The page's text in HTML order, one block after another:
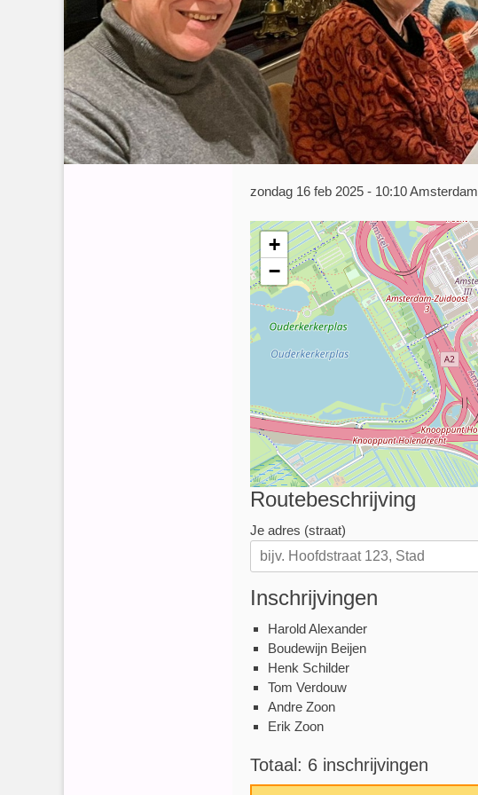
zondag 16 feb 2025 - 10:10 Amsterdam
+
−
Routebeschrijving
Je adres (straat)
Inschrijvingen
Harold Alexander
Boudewijn Beijen
Henk Schilder
Tom Verdouw
Andre Zoon
Erik Zoon
Totaal: 6 inschrijvingen